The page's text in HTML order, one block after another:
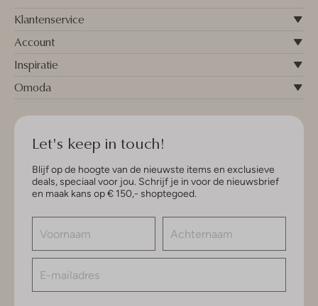
Klantenservice
Account
Inspiratie
Omoda
Let's keep in touch!
Blijf op de hoogte van de nieuwste items en exclusieve
deals, speciaal voor jou. Schrijf je in voor de nieuwsbrief
en maak kans op € 150,- shoptegoed.